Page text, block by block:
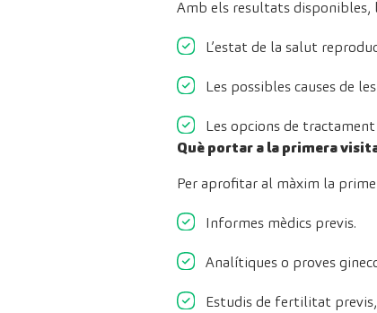
Amb els resultats disponibles,
L’estat de la salut
Les possibles causes de
Les opcions de
Què portar a la primera
Per aprofitar al màxim la
Informes mèdics previs.
Analítiques o proves
Estudis de fertilitat previs,